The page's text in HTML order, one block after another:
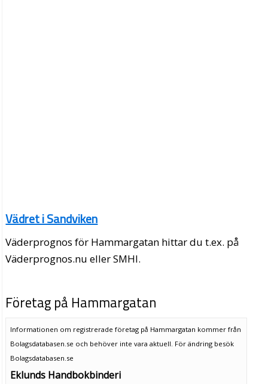
Vädret i Sandviken
Väderprognos för Hammargatan hittar du t.ex. på
Väderprognos.nu eller SMHI.
Företag på Hammargatan
Informationen om registrerade företag på Hammargatan kommer från
Bolagsdatabasen.se och behöver inte vara aktuell. För ändring besök
Bolagsdatabasen.se
Eklunds Handbokbinderi